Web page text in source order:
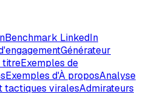
Benchmark LinkedIn
Générateur
titreExemples de
Exemples d'À proposAnalyse
tactiques viralesAdmirateurs